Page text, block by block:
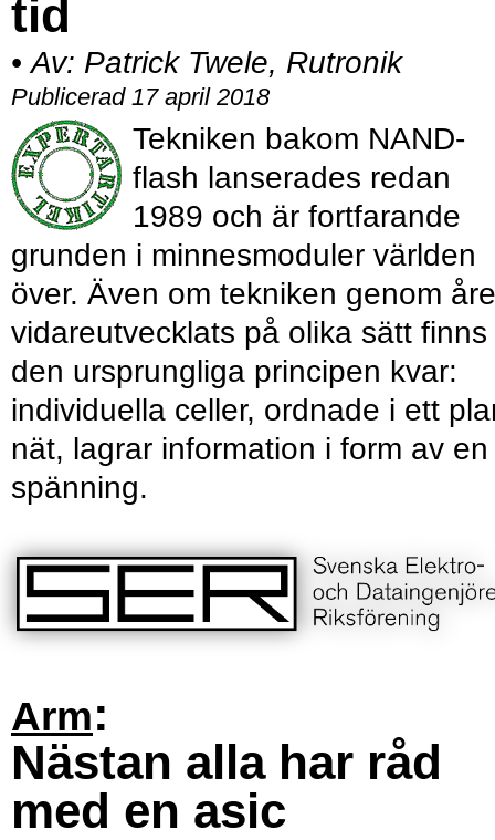
tid
• Av: Patrick Twele, Rutronik
Publicerad 17 april 2018
Tekniken bakom NAND-
flash lanserades redan
1989 och är fortfarande
grunden i minnesmoduler världen
över. Även om tekniken genom
vidareutvecklats på olika sätt finns
den ursprungliga principen kvar:
individuella celler, ordnade i ett
nät, lagrar information i form av en
spänning.
Arm:
Nästan alla har råd
med en asic